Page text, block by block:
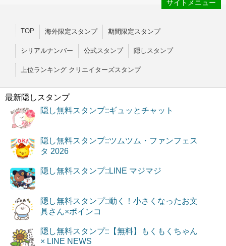
サイトメニュー
TOP 海外限定スタンプ 期間限定スタンプ
シリアルナンバー 公式スタンプ 隠しスタンプ
上位ランキング クリエイターズスタンプ
最新隠しスタンプ
隠し無料スタンプ::ギュッとチャット
隠し無料スタンプ::ツムツム・ファンフェス
タ 2026
隠し無料スタンプ::LINE マジマジ
隠し無料スタンプ::動く！小さくなったお文
具さん×ポインコ
隠し無料スタンプ::【無料】もくもくちゃん
× LINE NEWS